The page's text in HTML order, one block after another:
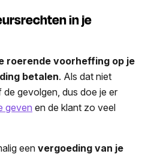
in je
roerende voorheffing op je
betalen. Als dat niet
gevolgen, dus doe je er
geven en de klant zo veel
een vergoeding van je